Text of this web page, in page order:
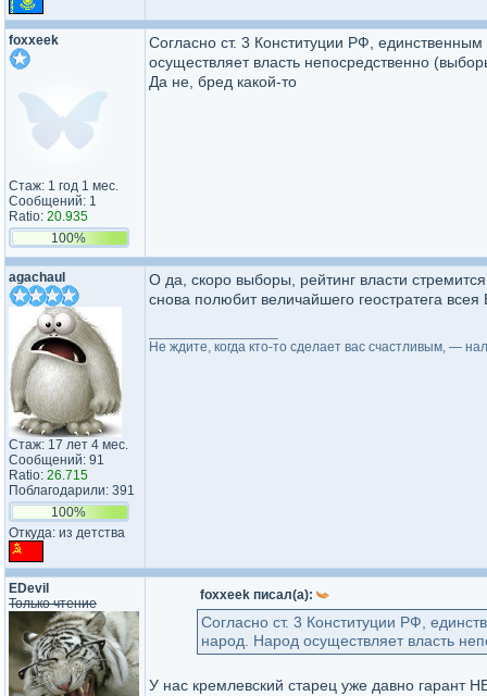
foxxeek
Стаж: 1 год 1 мес.
Сообщений: 1
Ratio: 20.935
100%
Согласно ст. 3 Конституции РФ,
осуществляет власть непосредственно
Да не, бред какой-то
agachaul
Стаж: 17 лет 4 мес.
Сообщений: 91
Ratio: 26.715
Поблагодарили: 391
100%
Откуда: из детства
О да, скоро выборы, рейтинг власти
снова полюбит величайшего геостратега
Не ждите, когда кто-то сделает вас счастливым, —
EDevil
Только чтение
foxxeek писал(а):
Согласно ст. 3 Конституции РФ,
народ. Народ осуществляет власть
У нас кремлевский старец уже давно